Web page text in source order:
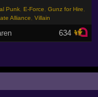
Punk ,E-Force ,Gunz for Hire
Alliance ,Villain
634